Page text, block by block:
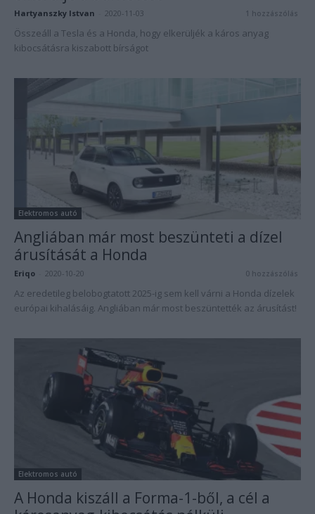
Hartyanszky Istvan 2020-11-03 1 hozzászólás
Összeáll a Tesla és a Honda, hogy elkerüljék a káros anyag
kibocsátásra kiszabott bírságot
Elektromos autó
Angliában már most beszünteti a dízel
árusítását a Honda
Eriqo 2020-10-20 0 hozzászólás
Az eredetileg belobogtatott 2025-ig sem kell várni a Honda dízelek
európai kihalásáig. Angliában már most beszüntették az árusítást!
Elektromos autó
A Honda kiszáll a Forma-1-ből, a cél a